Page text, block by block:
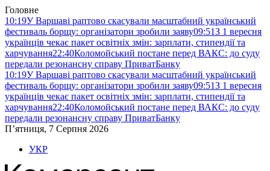
Головне
10:19У Варшаві раптово скасували масштабний український
фестиваль борщу: організатори зробили заяву09:51З 1 вересня
українців чекає пакет освітніх змін: зарплати, стипендії та
харчування22:40Коломойський постане перед ВАКС: до суду
передали резонансну справу ПриватБанку
10:19У Варшаві раптово скасували масштабний український
фестиваль борщу: організатори зробили заяву09:51З 1 вересня
українців чекає пакет освітніх змін: зарплати, стипендії та
харчування22:40Коломойський постане перед ВАКС: до суду
передали резонансну справу ПриватБанку
П’ятниця, 7 Серпня 2026
УКР